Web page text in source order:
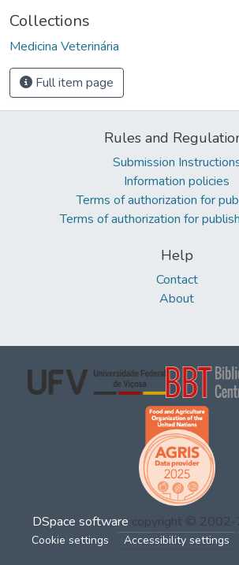
Collections
Medicina Veterinária
Full item page
Rules and
Submission
Information policies
Terms of authorization for
Terms of authorization for
Help
Contact
About
DSpace software copyright ©
Cookie settings Accessibility settings